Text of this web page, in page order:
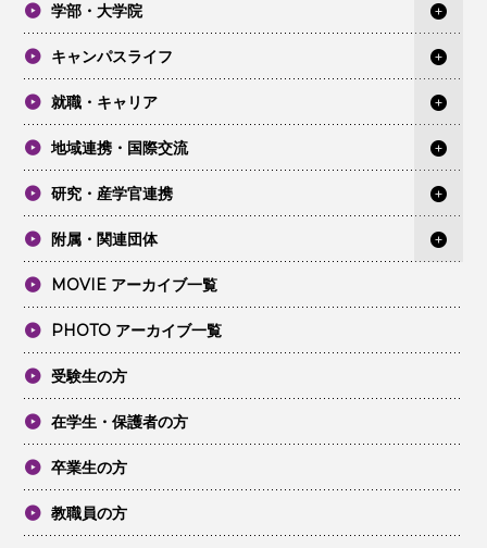
学部・大学院
キャンパスライフ
就職・キャリア
地域連携・国際交流
研究・産学官連携
附属・関連団体
MOVIE アーカイブ一覧
PHOTO アーカイブ一覧
受験生の方
在学生・保護者の方
卒業生の方
教職員の方